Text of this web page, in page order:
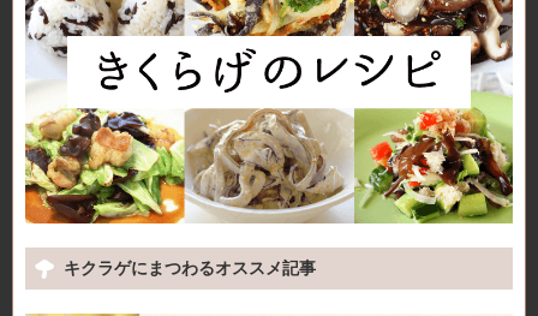
キクラゲにまつわるオススメ記事